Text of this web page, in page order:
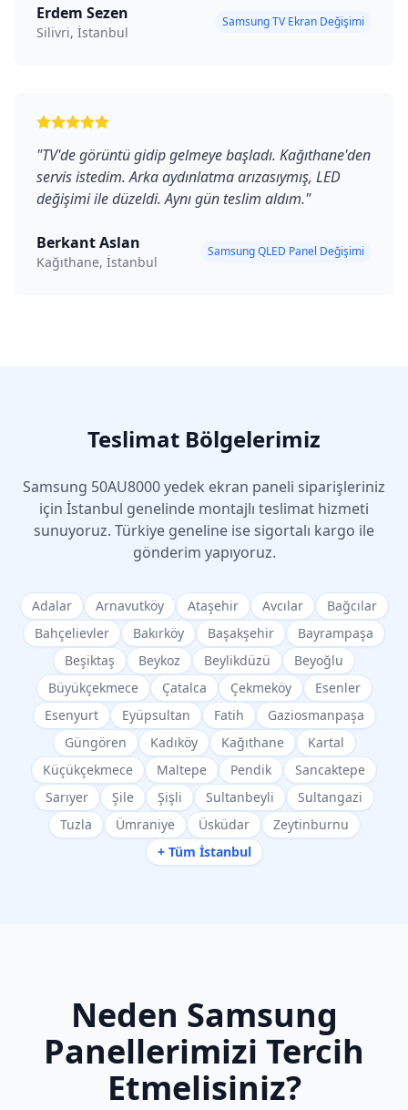
Erdem Sezen
Silivri, İstanbul
Samsung TV Ekran Değişimi
"TV'de görüntü gidip gelmeye başladı. Kağıthane'den
servis istedim. Arka aydınlatma arızasıymış, LED
değişimi ile düzeldi. Aynı gün teslim aldım."
Berkant Aslan
Kağıthane, İstanbul
Samsung QLED Panel Değişimi
Teslimat Bölgelerimiz
Samsung 50AU8000yedek ekran paneli siparişleriniz
için İstanbul genelinde montajlı teslimat hizmeti
sunuyoruz. Türkiye geneline ise sigortalı kargo ile
gönderim yapıyoruz.
Adalar Arnavutköy Ataşehir Avcılar
Bağcılar
Bahçelievler
Bakırköy Başakşehir
Bayrampaşa
Beşiktaş
Beykoz Beylikdüzü
Beyoğlu
Büyükçekmece
Çatalca Çekmeköy
Esenler
Esenyurt
Eyüpsultan Fatih
Gaziosmanpaşa
Güngören
Kadıköy Kağıthane
Kartal
Küçükçekmece
Maltepe Pendik
Sancaktepe
Sarıyer
Şile Şişli Sultanbeyli
Sultangazi
Tuzla
Ümraniye Üsküdar
Zeytinburnu
+ Tüm İstanbul
Neden Samsung
Panellerimizi Tercih
Etmelisiniz?